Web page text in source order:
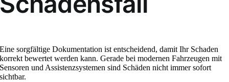
Eine sorgfältige Dokumentation ist entscheidend, damit Ihr Schaden
korrekt bewertet werden kann. Gerade bei modernen Fahrzeugen mit
Sensoren und Assistenzsystemen sind Schäden nicht immer sofort
sichtbar.